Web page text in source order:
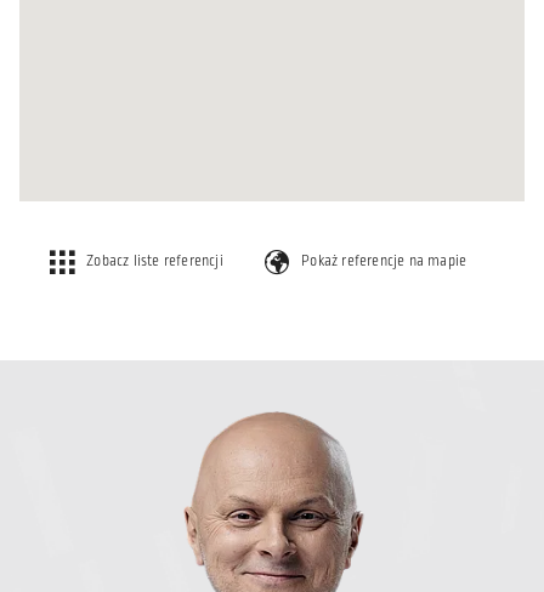
Zobacz liste referencji Pokaż referencje na mapie